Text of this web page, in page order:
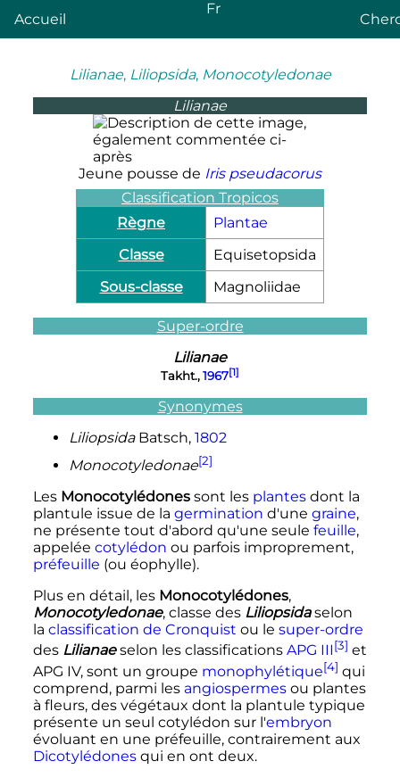
Accueil
Fr
Lilianae, Liliopsida, Monocotyledonae
Lilianae
Jeune pousse de Iris pseudacorus
Classification Tropicos
Règne
Plantae
Classe
Equisetopsida
Sous-classe
Magnoliidae
Super-ordre
Lilianae
Takht.,1967[1]
Synonymes
LiliopsidaBatsch, 1802
Monocotyledonae[2]
Les Monocotylédonessont les plantesdont la
plantule issue de la germination d'une graine,
ne présente tout d'abord qu'une seule feuille,
appelée cotylédon ou parfois improprement,
préfeuille (ou éophylle).
Plus en détail, les Monocotylédones,
Monocotyledonae, classe des Liliopsidaselon
la classification de Cronquist ou le super-ordre
des Lilianaeselon les classifications APG III[3] et
APG IV, sont un groupe monophylétique[4] qui
comprend, parmi les angiospermesou plantes
à fleurs, des végétaux dont la plantule typique
présente un seul cotylédon sur l'embryon
évoluant en une préfeuille, contrairement aux
Dicotylédonesqui en ont deux.